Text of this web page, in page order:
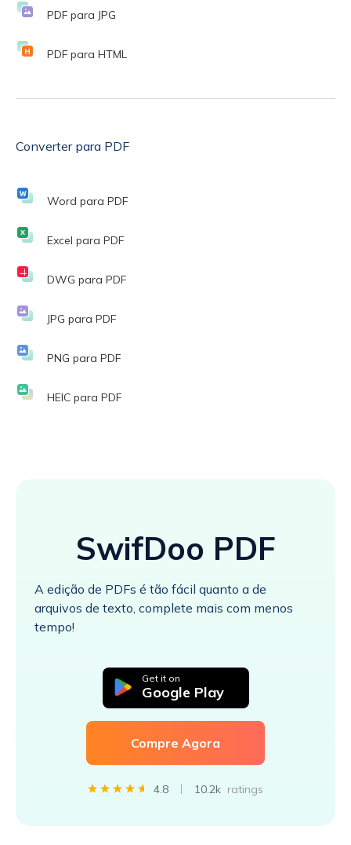
PDF para JPG
PDF para HTML
Converter para PDF
Word para PDF
Excel para PDF
DWG para PDF
JPG para PDF
PNG para PDF
HEIC para PDF
SwifDoo PDF
A edição de PDFs é tão fácil quanto a de
arquivos de texto, complete mais com menos
tempo!
Get it on
Google Play
Compre Agora
4.8 10.2k ratings